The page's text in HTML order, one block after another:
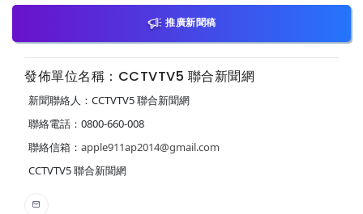
推廣新聞稿
發佈單位名稱：CCTVTV5 聯合新聞網
新聞聯絡人：CCTVTV5 聯合新聞網
聯絡電話：0800-660-008
聯絡信箱： apple911ap2014@gmail.com
CCTVTV5 聯合新聞網